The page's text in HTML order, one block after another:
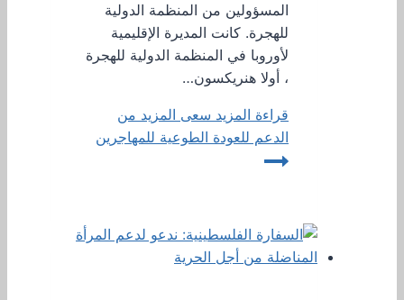
المسؤولين من المنظمة الدولية
للهجرة. كانت المديرة الإقليمية
لأوروبا في المنظمة الدولية للهجرة
، أولا هنريكسون…
قراءة المزيد سعى المزيد من
الدعم للعودة الطوعية للمهاجرين